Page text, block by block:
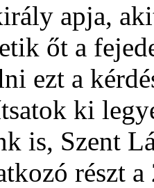
apja,
őt a
ezt a
ki
is, Szent
részt